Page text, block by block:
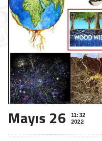
Mayıs 26
11:32
2022